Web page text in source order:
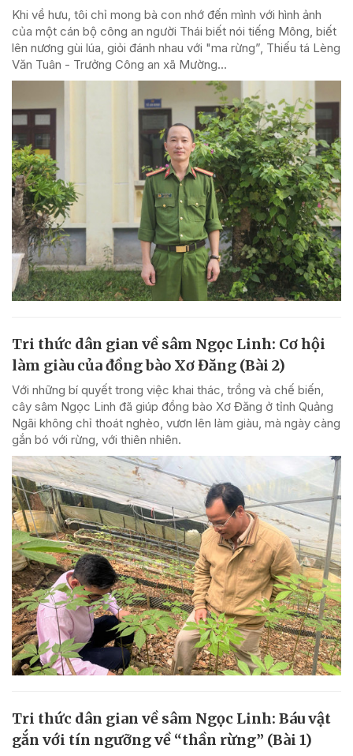
Khi về hưu, tôi chỉ mong bà con nhớ đến mình với hình ảnh
của một cán bộ công an người Thái biết nói tiếng Mông, biết
lên nương gùi lúa, giỏi đánh nhau với "ma rừng”, Thiếu tá Lèng
Văn Tuân - Trưởng Công an xã Mường...
Tri thức dân gian về sâm Ngọc Linh: Cơ hội
làm giàu của đồng bào Xơ Đăng (Bài 2)
Với những bí quyết trong việc khai thác, trồng và chế biến,
cây sâm Ngọc Linh đã giúp đồng bào Xơ Đăng ở tỉnh Quảng
Ngãi không chỉ thoát nghèo, vươn lên làm giàu, mà ngày càng
gắn bó với rừng, với thiên nhiên.
Tri thức dân gian về sâm Ngọc Linh: Báu vật
gắn với tín ngưỡng về “thần rừng” (Bài 1)